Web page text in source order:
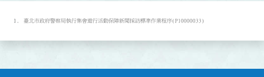
臺北市政府警察局執行集會遊行活動保障新聞採訪標準作業程序(P10000033)